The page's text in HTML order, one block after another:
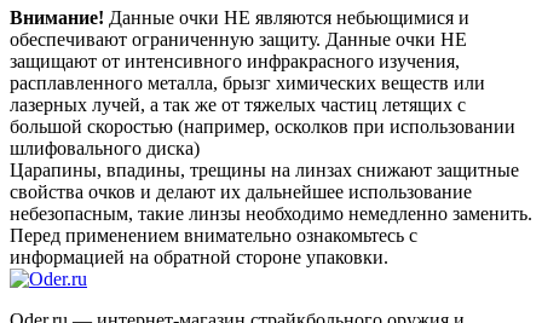
Внимание! Данные очки НЕ являются небьющимися и
обеспечивают ограниченную защиту. Данные очки НЕ
защищают от интенсивного инфракрасного изучения,
расплавленного металла, брызг химических веществ или
лазерных лучей, а так же от тяжелых частиц летящих с
большой скоростью (например, осколков при использовании
шлифовального диска)
Царапины, впадины, трещины на линзах снижают защитные
свойства очков и делают их дальнейшее использование
небезопасным, такие линзы необходимо немедленно заменить.
Перед применением внимательно ознакомьтесь с
информацией на обратной стороне упаковки.